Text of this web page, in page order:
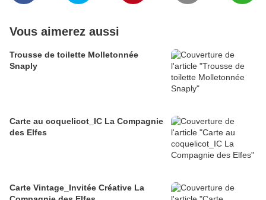
Vous aimerez aussi
Trousse de toilette Molletonnée
Snaply
Carte au coquelicot_IC La Compagnie
des Elfes
Carte Vintage_Invitée Créative La